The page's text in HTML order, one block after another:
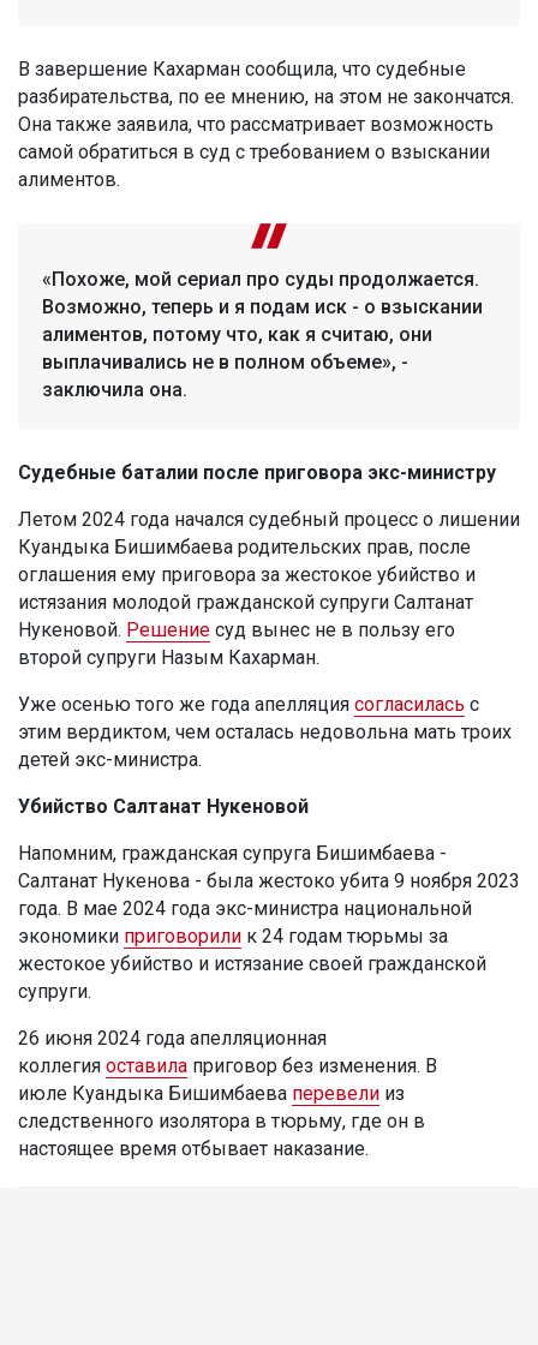
В завершение Кахарман сообщила, что судебные
разбирательства, по ее мнению, на этом не закончатся.
Она также заявила, что рассматривает возможность
самой обратиться в суд с требованием о взыскании
алиментов.
«Похоже, мой сериал про суды продолжается.
Возможно, теперь и я подам иск - о взыскании
алиментов, потому что, как я считаю, они
выплачивались не в полном объеме», -
заключила она.
Судебные баталии после приговора экс-министру
Летом 2024 года начался судебный процесс о лишении
Куандыка Бишимбаева родительских прав, после
оглашения ему приговора за жестокое убийство и
истязания молодой гражданской супруги Салтанат
Нукеновой. Решение суд вынес не в пользу его
второй супруги Назым Кахарман.
Уже осенью того же года апелляция согласилась с
этим вердиктом, чем осталась недовольна мать троих
детей экс-министра.
Убийство Салтанат Нукеновой
Напомним, гражданская супруга Бишимбаева -
Салтанат Нукенова - была жестоко убита 9 ноября 2023
года. В мае 2024 года экс-министра национальной
экономики приговорили к 24 годам тюрьмы за
жестокое убийство и истязание своей гражданской
супруги.
26 июня 2024 года апелляционная
коллегия оставила приговор без изменения. В
июле Куандыка Бишимбаева перевели из
следственного изолятора в тюрьму, где он в
настоящее время отбывает наказание.